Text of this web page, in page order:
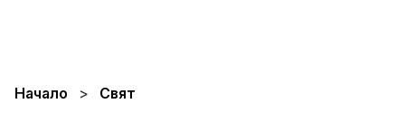
Начало Свят